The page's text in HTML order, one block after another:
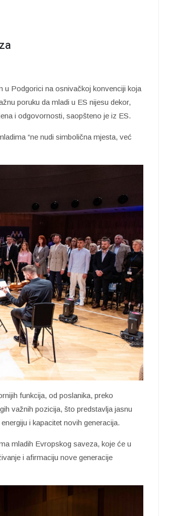
Podgorici na osnivačkoj konvenciji koja
poruku da mladi u ES nijesu dekor,
i odgovornosti, saopšteno je iz ES.
“ne nudi simbolična mjesta, već
funkcija, od poslanika, preko
važnih pozicija, što predstavlja jasnu
i kapacitet novih generacija.
mladih Evropskog saveza, koje će u
i afirmaciju nove generacije